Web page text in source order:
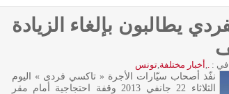
يطالبون بإلغاء الزيادة
في :.
, أخبار مختلفة,تونس
نفّذ أصحاب سيّارات الأجرة « تاكسي فردى » اليوم
الثلاثاء 22 جانفي 2013 وقفة احتجاجية أمام مقر